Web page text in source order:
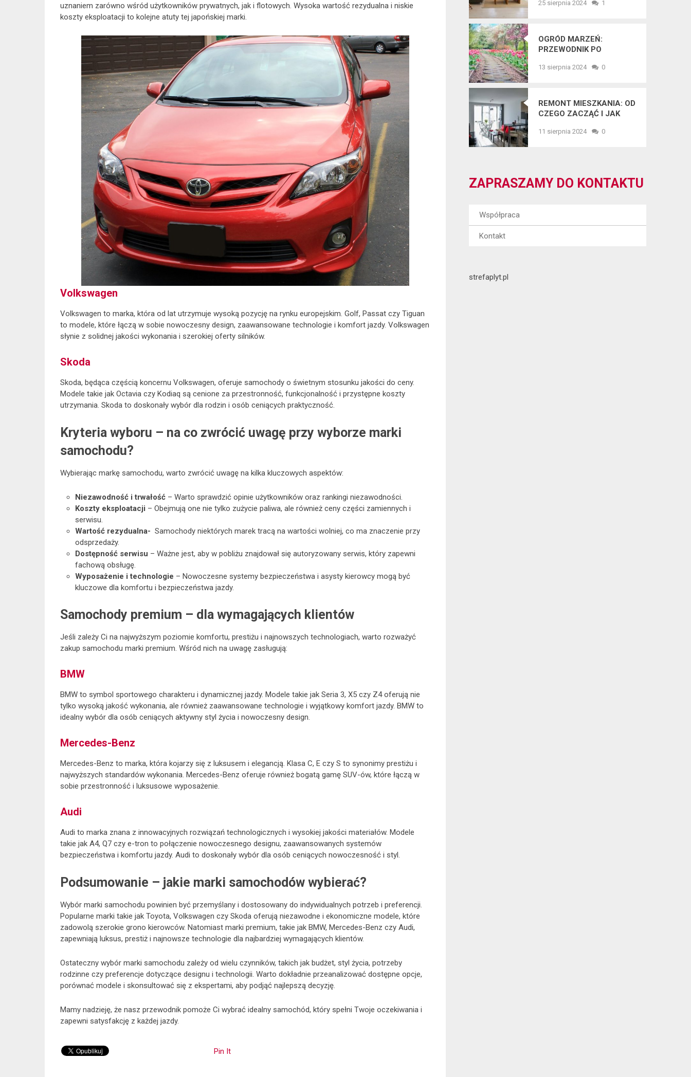
uznaniem zarówno wśród użytkowników prywatnych, jak i flotowych. Wysoka wartość rezydualna i niskie
koszty eksploatacji to kolejne atuty tej japońskiej marki.
Volkswagen
Volkswagen to marka, która od lat utrzymuje wysoką pozycję na rynku europejskim. Golf, Passat czy Tiguan
to modele, które łączą w sobie nowoczesny design, zaawansowane technologie i komfort jazdy. Volkswagen
słynie z solidnej jakości wykonania i szerokiej oferty silników.
Skoda
Skoda, będąca częścią koncernu Volkswagen, oferuje samochody o świetnym stosunku jakości do ceny.
Modele takie jak Octavia czy Kodiaq są cenione za przestronność, funkcjonalność i przystępne koszty
utrzymania. Skoda to doskonały wybór dla rodzin i osób ceniących praktyczność.
Kryteria wyboru – na co zwrócić uwagę przy wyborze marki
samochodu?
Wybierając markę samochodu, warto zwrócić uwagę na kilka kluczowych aspektów:
Niezawodność i trwałość– Warto sprawdzić opinie użytkowników oraz rankingi niezawodności.
Koszty eksploatacji – Obejmują one nie tylko zużycie paliwa, ale również ceny części zamiennych i
serwisu.
Wartość rezydualna- Samochody niektórych marek tracą na wartości wolniej, co ma znaczenie przy
odsprzedaży.
Dostępność serwisu – Ważne jest, aby w pobliżu znajdował się autoryzowany serwis, który zapewni
fachową obsługę.
Wyposażenie i technologie – Nowoczesne systemy bezpieczeństwa i asysty kierowcy mogą być
kluczowe dla komfortu i bezpieczeństwa jazdy.
Samochody premium – dla wymagających klientów
Jeśli zależy Ci na najwyższym poziomie komfortu, prestiżu i najnowszych technologiach, warto rozważyć
zakup samochodu marki premium. Wśród nich na uwagę zasługują:
BMW
BMW to symbol sportowego charakteru i dynamicznej jazdy. Modele takie jak Seria 3, X5 czy Z4 oferują nie
tylko wysoką jakość wykonania, ale również zaawansowane technologie i wyjątkowy komfort jazdy. BMW to
idealny wybór dla osób ceniących aktywny styl życia i nowoczesny design.
Mercedes-Benz
Mercedes-Benz to marka, która kojarzy się z luksusem i elegancją. Klasa C, E czy S to synonimy prestiżu i
najwyższych standardów wykonania. Mercedes-Benz oferuje również bogatą gamę SUV-ów, które łączą w
sobie przestronność i luksusowe wyposażenie.
Audi
Audi to marka znana z innowacyjnych rozwiązań technologicznych i wysokiej jakości materiałów. Modele
takie jak A4, Q7 czy e-tron to połączenie nowoczesnego designu, zaawansowanych systemów
bezpieczeństwa i komfortu jazdy. Audi to doskonały wybór dla osób ceniących nowoczesność i styl.
Podsumowanie – jakie marki samochodów wybierać?
Wybór marki samochodu powinien być przemyślany i dostosowany do indywidualnych potrzeb i preferencji.
Popularne marki takie jak Toyota, Volkswagen czy Skoda oferują niezawodne i ekonomiczne modele, które
zadowolą szerokie grono kierowców. Natomiast marki premium, takie jak BMW, Mercedes-Benz czy Audi,
zapewniają luksus, prestiż i najnowsze technologie dla najbardziej wymagających klientów.
Ostateczny wybór marki samochodu zależy od wielu czynników, takich jak budżet, styl życia, potrzeby
rodzinne czy preferencje dotyczące designu i technologii. Warto dokładnie przeanalizować dostępne opcje,
porównać modele i skonsultować się z ekspertami, aby podjąć najlepszą decyzję.
Mamy nadzieję, że nasz przewodnik pomoże Ci wybrać idealny samochód, który spełni Twoje oczekiwania i
zapewni satysfakcję z każdej jazdy.
Pin It
25 sierpnia 2024 1
OGRÓD MARZEŃ:
PRZEWODNIK PO
TRENDACH
13 sierpnia 2024 0
REMONT MIESZKANIA: OD
CZEGO ZACZĄĆ I JAK
11 sierpnia 2024 0
ZAPRASZAMY DO KONTAKTU
Współpraca
Kontakt
strefaplyt.pl